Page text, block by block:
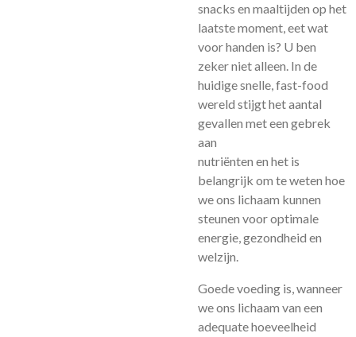
snacks en maaltijden op het
laatste moment, eet wat
voor handen is? U ben
zeker niet alleen. In de
huidige snelle, fast-food
wereld stijgt het aantal
gevallen met een gebrek
aan
nutriënten en het is
belangrijk om te weten hoe
we ons lichaam kunnen
steunen voor optimale
energie, gezondheid en
welzijn.
Goede voeding is, wanneer
we ons lichaam van een
adequate hoeveelheid